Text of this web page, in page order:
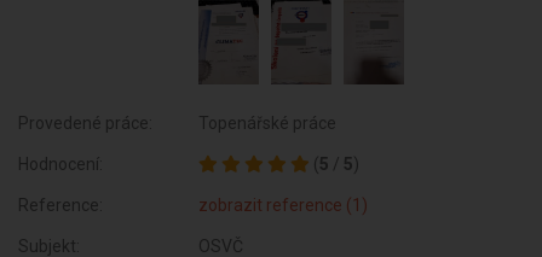
Provedené práce: Topenářské práce
Hodnocení: ( 5 / 5)
Reference: zobrazit reference (1)
Subjekt: OSVČ